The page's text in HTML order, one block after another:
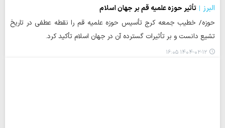
البرز
تأثیر حوزه علمیه قم بر جهان اسلام
حوزه/ خطیب جمعه کرج تأسیس حوزه علمیه قم را نقطه عطفی در تاریخ
تشیع دانست و بر تأثیرات گسترده آن در جهان اسلام تأکید کرد.
۱۴۰۴-۰۲-۱۲ ۱۶:۰۵